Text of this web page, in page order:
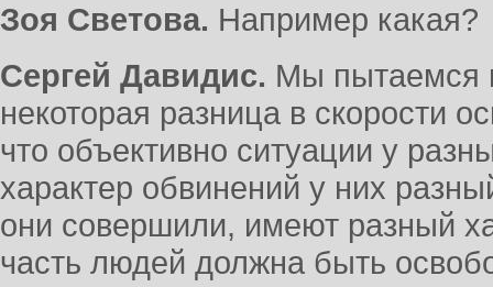
Зоя Светова. Например какая?
Сергей Давидис. Мы пытаемся
некоторая разница в скорости
что объективно ситуации у
характер обвинений у них
они совершили, имеют разный
часть людей должна быть